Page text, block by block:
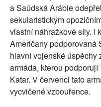
a Saúdská Arábie
sekularistickým
vlastní náhražkové síly. I
Američany podporovaná
hlavní vojenské úspěchy
armáda, kterou
Katar. V červenci tato
vycvičené vzbouřence.